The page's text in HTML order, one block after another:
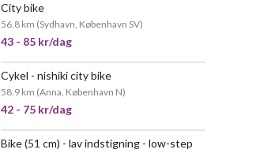
City bike
56.8 km (Sydhavn, København SV)
43 - 85 kr/dag
)
Cykel - nishiki city bike
58.9 km (Anna, København N)
42 - 75 kr/dag
POPULÆR
Bike (51 cm) - lav indstigning - low-step